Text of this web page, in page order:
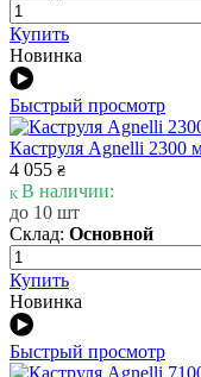
Купить
Новинка
Быстрый просмотр
Каструля Agnelli
4 055 ₴
В наличии:
до 10 шт
Склад: Основной
Купить
Новинка
Быстрый просмотр